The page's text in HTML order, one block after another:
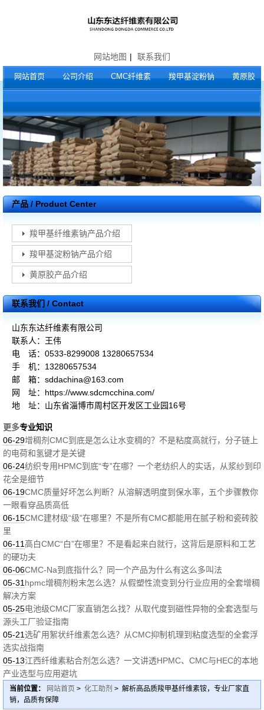
网站地图 | 联系我们
网站首页 公司介绍 CMC纤维素 羧甲基淀粉钠 黄原胶
产品 / Product Center
羧甲基纤维素钠产品介绍
羧甲基淀粉钠产品介绍
黄原胶产品介绍
联系我们 / Contact
山东东达纤维素有限公司
联系人：王伟
电 话：0533-8299008 13280657534
手 机：13280657534
邮 箱：sddachina@163.com
网 址：https://www.sdcmcchina.com/
地 址：山东省淄博市周村区开发区工业园16号
更多专业知识
06-29增稠剂CMC到底是怎么让水变稠的？不是粘度高就行，分子链上
的电荷和氢键才是关键
06-24纺织专用HPMC到底“专”在哪？一个老纺织人的实话，从浆纱到印
花全是细节
06-19CMC质量好坏怎么判断？从溶解透明度到保水率，五个步骤教你
一眼看穿品质高低
06-15CMC建材级“级”在哪里？不是所有CMC都能用在腻子粉和瓷砖胶
里
06-11高白CMC“白”在哪里？不是看起来白就行，这背后是原料和工艺
的硬功夫
06-06CMC-Na到底指什么？同一个产品为什么有这么多叫法
05-31 hpmc增稠剂粉末怎么选？从假塑性流变到分行业应用的全套增稠
解决方案
05-25电池级CMC厂家直销怎么找？从取代度到磁性异物的全套选型与
源头工厂验证指南
05-21选矿用絮状纤维素怎么选？从CMC抑制机理到粘度选型的全套浮
选实战指南
05-13江西纤维素粘合剂怎么选？一文讲透HPMC、CMC与HEC的本地
产业选型与应用避坑
当前位置： 网站首页 > 化工助剂 > 解析高品质羧甲基纤维素铵，专业厂家直
销，品质有保障